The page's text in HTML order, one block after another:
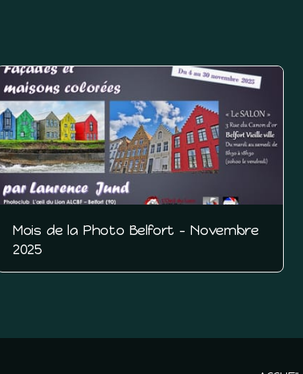
Mois de la Photo Belfort - Novembre
2025